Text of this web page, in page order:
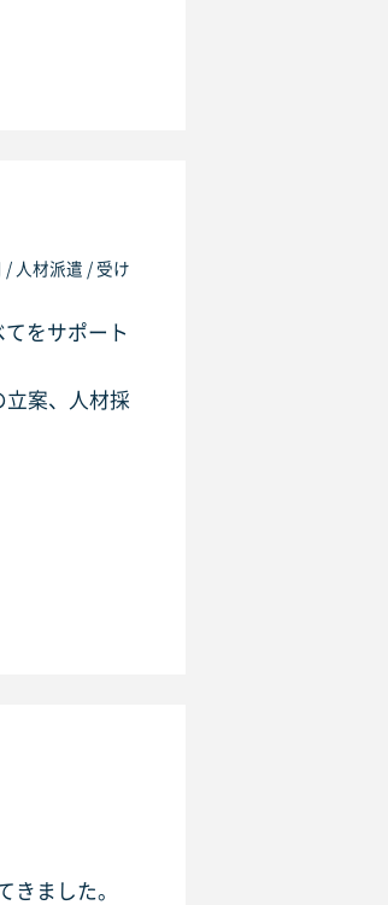
/ 人材派遣 / 受け
をサポート
立案、人材採
きました。